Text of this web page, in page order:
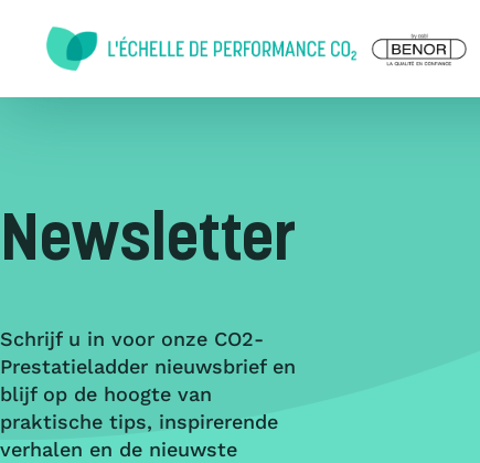
Newsletter
Schrijf u in voor onze CO2-
Prestatieladder nieuwsbrief en
blijf op de hoogte van
praktische tips, inspirerende
verhalen en de nieuwste